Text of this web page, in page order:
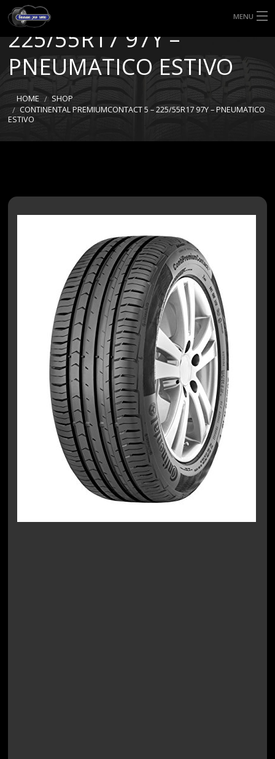
MENU
HOME
TIPI DI GOMME
MISURE GOMME
PREMIUMCONTACT 5 –
225/55R17 97Y –
PNEUMATICO ESTIVO
HOME
SHOP
CONTINENTAL PREMIUMCONTACT 5 – 225/55R17 97Y – PNEUMATICO
ESTIVO